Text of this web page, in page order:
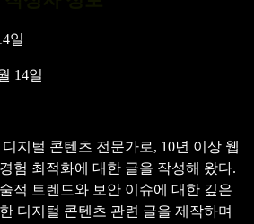
일
14일
지털 콘텐츠 전문가로, 10년 이상 웹
험 최적화에 대한 글을 작성해 왔다.
적 트렌드와 보안 이슈에 대한 깊은
디지털 콘텐츠 관련 글을 제작하며